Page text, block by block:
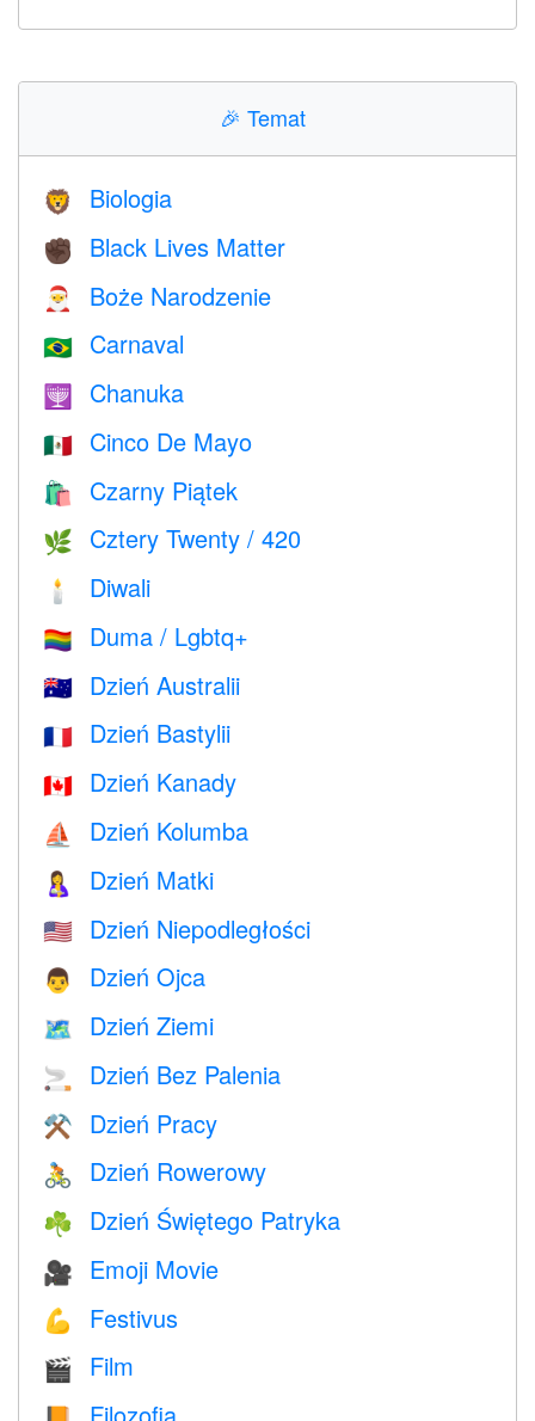
🎉 Temat
🦁 Biologia
✊🏿 Black Lives Matter
🎅 Boże Narodzenie
🇧🇷 Carnaval
🕎 Chanuka
🇲🇽 Cinco De Mayo
🛍 Czarny Piątek
🌿 Cztery Twenty / 420
🕯 Diwali
🏳️‍🌈 Duma / Lgbtq+
🇦🇺 Dzień Australii
🇫🇷 Dzień Bastylii
🇨🇦 Dzień Kanady
⛵️ Dzień Kolumba
🤱 Dzień Matki
🇺🇸 Dzień Niepodległości
👨 Dzień Ojca
🗺️ Dzień Ziemi
🚬 Dzień Bez Palenia
⚒️ Dzień Pracy
🚴 Dzień Rowerowy
☘️ Dzień Świętego Patryka
🎥 Emoji Movie
💪 Festivus
🎬 Film